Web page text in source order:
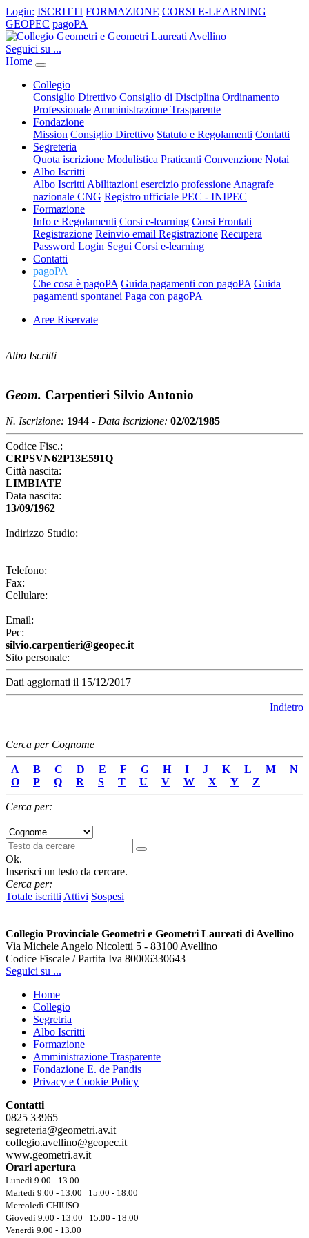
Login: ISCRITTI FORMAZIONE CORSI E-LEARNING
GEOPEC pagoPA
Seguici su ...
Home
Collegio
Consiglio Direttivo Consiglio di Disciplina Ordinamento
Professionale Amministrazione Trasparente
Fondazione
Mission Consiglio Direttivo Statuto e Regolamenti Contatti
Segreteria
Quota iscrizione Modulistica Praticanti Convenzione Notai
Albo Iscritti
Albo Iscritti Abilitazioni esercizio professione Anagrafe
nazionale CNG Registro ufficiale PEC - INIPEC
Formazione
Info e Regolamenti Corsi e-learning Corsi Frontali
Registrazione Reinvio email Registrazione Recupera
Password Login Segui Corsi e-learning
Contatti
pagoPA
Che cosa è pagoPA Guida pagamenti con pagoPA Guida
pagamenti spontanei Paga con pagoPA
Aree Riservate
Albo Iscritti
Geom. Carpentieri Silvio Antonio
N. Iscrizione: 1944 - Data iscrizione: 02/02/1985
Codice Fisc.:
CRPSVN62P13E591Q
Città nascita:
LIMBIATE
Data nascita:
13/09/1962
Indirizzo Studio:
Telefono:
Fax:
Cellulare:
Email:
Pec:
silvio.carpentieri@geopec.it
Sito personale:
Dati aggiornati il 15/12/2017
Indietro
Cerca per Cognome
A B C D E F G H I J K L M
N
O
P Q R S T U V W X Y Z
Cerca per:
Ok.
Inserisci un testo da cercare.
Cerca per:
Totale iscrittiAttivi Sospesi
Collegio Provinciale Geometri e Geometri Laureati di Avellino
Via Michele Angelo Nicoletti 5 - 83100 Avellino
Codice Fiscale / Partita Iva 80006330643
Seguici su ...
Home
Collegio
Segretria
Albo Iscritti
Formazione
Amministrazione Trasparente
Fondazione E. de Pandis
Privacy e Cookie Policy
Contatti
0825 33965
segreteria@geometri.av.it
collegio.avellino@geopec.it
www.geometri.av.it
Orari apertura
Lunedì 9.00 - 13.00
Martedì 9.00 - 13.00 15.00 - 18.00
Mercoledì CHIUSO
Giovedì 9.00 - 13.00 15.00 - 18.00
Venerdì 9.00 - 13.00